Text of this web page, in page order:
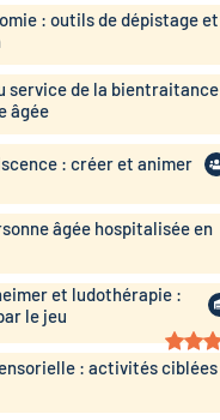
: outils de dépistage et
service de la bientraitance
âgée
: créer et animer
âgée hospitalisée en
et ludothérapie :
le jeu
: activités ciblées